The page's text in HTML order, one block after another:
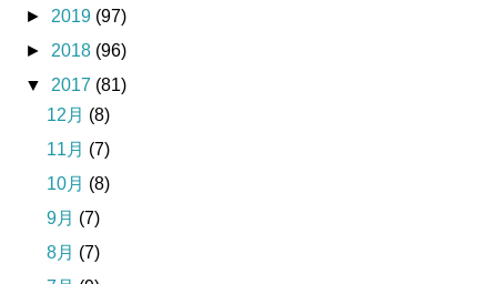
► 2019 (97)
► 2018 (96)
▼ 2017 (81)
12月 (8)
11月 (7)
10月 (8)
9月 (7)
8月 (7)